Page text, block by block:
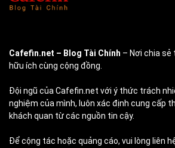
Cafefin.net – Blog Tài Chính – Nơi chia
hữu ích cùng cộng đồng.
Đội ngũ của Cafefin.net với ý thức trách
nghiệm của mình, luôn xác định cung cấp
khách quan từ các nguồn tin cậy.
Để cộng tác hoặc quảng cáo, vui lòng liên